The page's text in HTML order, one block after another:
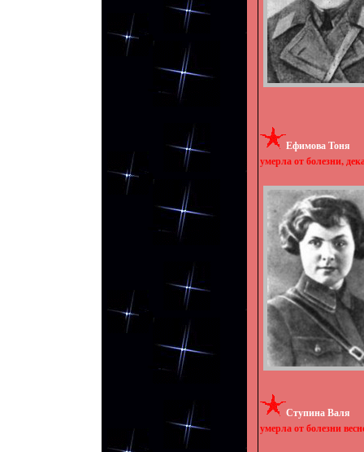
Ефимова Тоня
умерла от болезни,
Ступина Валя
умерла от болезни